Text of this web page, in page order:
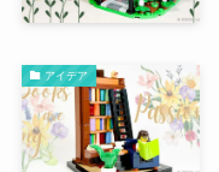
アイデア